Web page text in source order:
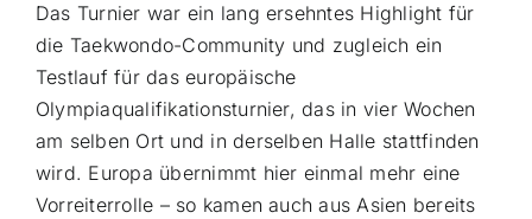
Das Turnier war ein lang ersehntes Highlight für
die Taekwondo-Community und zugleich ein
Testlauf für das europäische
Olympiaqualifikationsturnier, das in vier Wochen
am selben Ort und in derselben Halle stattfinden
wird. Europa übernimmt hier einmal mehr eine
Vorreiterrolle – so kamen auch aus Asien bereits